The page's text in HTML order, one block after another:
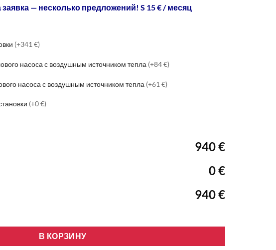
— несколько предложений! S 15 € / месяц
(+341 €)
насоса с воздушным источником тепла (+84 €)
насоса с воздушным источником тепла (+61 €)
(+0 €)
940 €
0 €
940 €
В КОРЗИНУ